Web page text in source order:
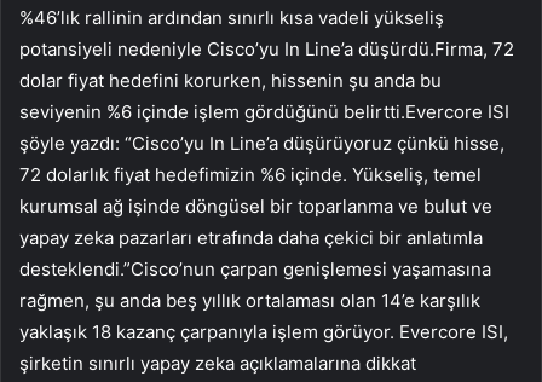
%46’lık rallinin ardından sınırlı kısa vadeli yükseliş
potansiyeli nedeniyle Cisco’yu In Line’a düşürdü.Firma, 72
dolar fiyat hedefini korurken, hissenin şu anda bu
seviyenin %6 içinde işlem gördüğünü belirtti.Evercore ISI
şöyle yazdı: “Cisco’yu In Line’a düşürüyoruz çünkü hisse,
72 dolarlık fiyat hedefimizin %6 içinde. Yükseliş, temel
kurumsal ağ işinde döngüsel bir toparlanma ve bulut ve
yapay zeka pazarları etrafında daha çekici bir anlatımla
desteklendi.”Cisco’nun çarpan genişlemesi yaşamasına
rağmen, şu anda beş yıllık ortalaması olan 14’e karşılık
yaklaşık 18 kazanç çarpanıyla işlem görüyor. Evercore ISI,
şirketin sınırlı yapay zeka açıklamalarına dikkat